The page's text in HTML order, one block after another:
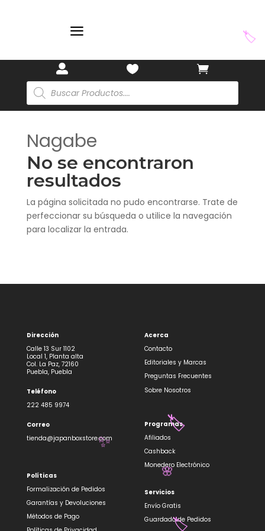
a
 

Búsqueda
de
productos
Nagabe
No se encontraron
resultados
La página solicitada no pudo encontrarse. Trate de
perfeccionar su búsqueda o utilice la navegación
para localizar la entrada.
Dirección
Calle 13 Sur 1102
Local 1, Planta alta
Col. La Paz, 72160
Puebla, Puebla
Teléfono
222 485 9974
Correo
tienda@japanboxstore.com
Políticas
Formalización de Pedidos
Garantías y Devoluciones
Métodos de Pago
Acerca
Contacto
Editoriales y Marcas
Preguntas Frecuentes
Sobre Nosotros
Programas
Afiliados
Cashback
Monedero Electrónico
Servicios
Envío Gratis
Guardado de Pedidos
🏷️
🌸
🏷️
✨